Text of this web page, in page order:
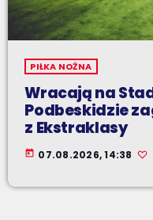
PIŁKA NOŻNA
Wracają na
Podbeskidzie
z Ekstraklasy
today 07.08.2026, 14:38